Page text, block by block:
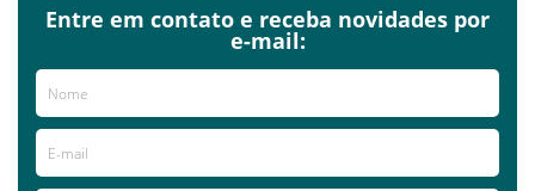
-Projetos Elétricos.
-Instalações Elétricas;
-Manutenção Elétricas;
Entre em contato para maiores informações.
Entre em contato e receba novidades por
e-mail: